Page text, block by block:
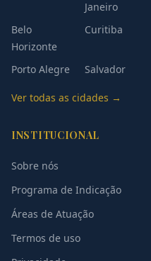
Janeiro
Belo
Horizonte
Curitiba
Porto Alegre Salvador
Ver todas as cidades →
INSTITUCIONAL
Sobre nós
Programa de Indicação
Áreas de Atuação
Termos de uso